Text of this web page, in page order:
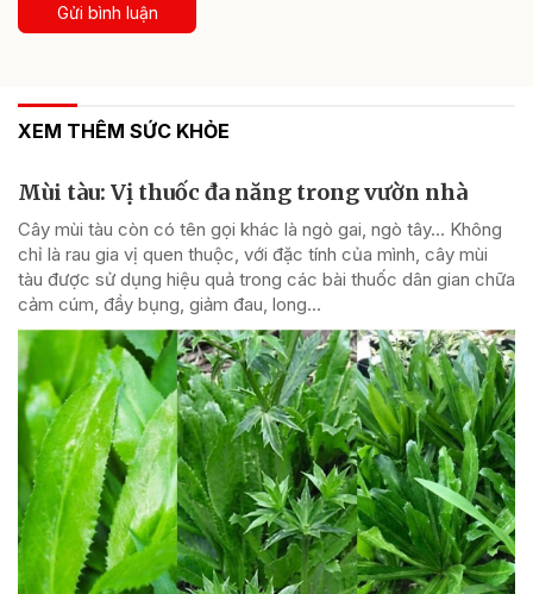
Gửi bình luận
XEM THÊM SỨC KHỎE
Mùi tàu: Vị thuốc đa năng trong vườn nhà
Cây mùi tàu còn có tên gọi khác là ngò gai, ngò tây… Không
chỉ là rau gia vị quen thuộc, với đặc tính của mình, cây mùi
tàu được sử dụng hiệu quả trong các bài thuốc dân gian chữa
cảm cúm, đầy bụng, giảm đau, long...